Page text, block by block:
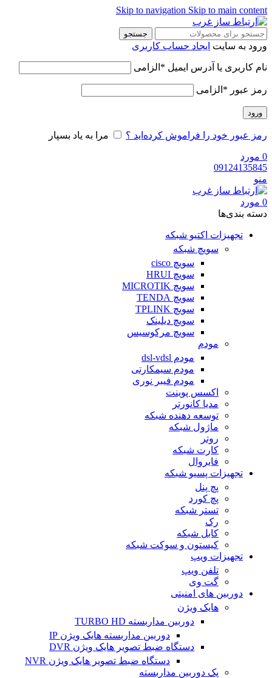
Skip to navigation Skip to main content
جستجو
ورود به سایت ایجاد حساب کاربری
نام کاربری یا آدرس ایمیل * الزامی
رمز عبور * الزامی
ورود
رمز عبور خود را فراموش کرده‌اید ؟ مرا به یاد بسپار
0 مورد
09124135845
منو
0 مورد
دسته‌ بندی‌ها
تجهیزات اکتیو شبکه
سویچ شبکه
سویچ cisco
سویچ HRUI
سویچ MICROTIK
سویچ TENDA
سویچ TPLINK
سویچ دیلینک
سویچ مرکوسیس
مودم
مودم dsl-vdsl
مودم سیمکارتی
مودم فیبر نوری
اکسس پوینت
مدیا کانورتر
توسعه دهنده شبکه
ماژول شبکه
روتر
کارت شبکه
فایروال
تجهیزات پسیو شبکه
پچ پنل
پچ کورد
تستر شبکه
رک
کابل شبکه
کیستون و سوکت شبکه
تجهیزات ویپ
تلفن ویپ
گت وی
دوربین های امنیتی
هایک ویژن
دوربین مداربسته TURBO HD
دوربین مداربسته هایک ویژن IP
دستگاه ضبط تصویر هایک ویژن DVR
دستگاه ضبط تصویر هایک ویژن NVR
پک دوربین مداربسته